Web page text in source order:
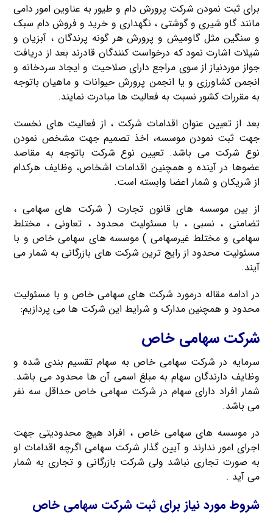
برای ثبت نمودن شرکت پرورش دام و طیور به عناوین امور دامی
مانند گاو شیری و گوشتی ، نگهداری و خرید و فروش دام سبک
و سنگین مثل گاومیش و پرورش هر گونه پرندگان ، آبزیان و
شیلات اشارت نمود که درخواست کنندگان قادرند بعد از دریافت
جواز موردنیاز از سوی مراجع دارای صلاحیت و ایجاد سردخانه و
انجمن کشاورزی و یا انجمن پرورش حیوانات و ماهیان باتوجه
به مقررات کشور نسبت به فعالیت ها مبادرت نمایند.
بعد از تعیین عنوان اقدامات شرکت ، از فعالیت های نخست
جهت ثبت نمودن موسسه، اخذ تصمیم جهت مشخص نمودن
نوع شرکت می باشد. تعیین نوع شرکت باتوجه به مقاصد
عضوها در آینده و همچنین اقدامات اشخاص، وظایف هرکدام
از شریکان و شمار اعضا وابسته است.
از بین موسسه های قانون تجارت ( شرکت های سهامی ،
تضامنی ، نسبی ، با مسئولیت محدود ، تعاونی ، مختلط
سهامی و مختلط غیرسهامی ) موسسه های سهامی خاص و با
مسئولیت محدود از رایج ترین شرکت های بازرگانی به شمار می
آیند.
در ادامه مقاله درمورد شرکت های سهامی خاص و با مسئولیت
محدود و همچنین مدارک و شرایط این شرکت ها می پردازیم:
شرکت سهامی خاص
سرمایه در شرکت سهامی خاص به سهام تقسیم بندی شده و
وظایف دارندگان سهام به مبلغ اسمی آن ها محدود می باشد.
شمار افراد دارای سهام در شرکت سهامی خاص حداقل سه نفر
می باشد.
در موسسه های سهامی خاص ، افراد هیچ محدودیتی جهت
اجرای امور ندارند و آیین گذار شرکت سهامی اگرچه اقدامات او
به صورت تجاری نباشد ولی شرکت بازرگانی و تجاری به شمار
می آید .
شروط مورد نیاز برای ثبت شرکت سهامی خاص